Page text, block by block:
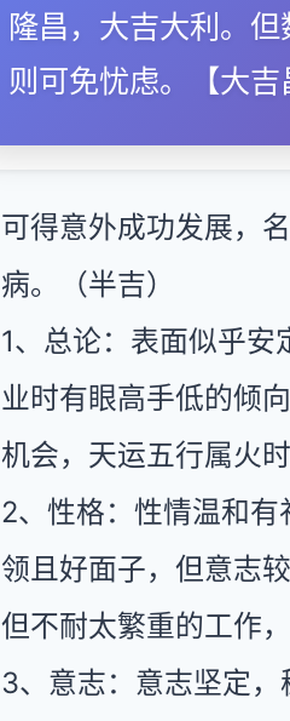
隆昌，大吉大利。但
则可免忧虑。【大吉
可得意外成功发展，
病。（半吉）
1、总论：表面似乎安
业时有眼高手低的倾
机会，天运五行属火
2、性格：性情温和
领且好面子，但意志
但不耐太繁重的工作
3、意志：意志坚定